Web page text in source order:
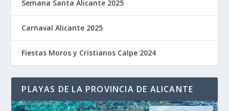
Semana Santa Alicante 2025
Carnaval Alicante 2025
Fiestas Moros y Cristianos Calpe 2024
PLAYAS DE LA PROVINCIA DE ALICANTE